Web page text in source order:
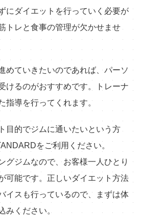
にダイエットを行っていく必要が
トレと食事の管理が欠かせませ
めていきたいのであれば、パーソ
けるのがおすすめです。トレーナ
指導を行ってくれます。
目的でジムに通いたいという方
をご利用ください。
グジムなので、お客様一人ひとり
可能です。正しいダイエット方法
イスも行っているので、まずは体
みください。